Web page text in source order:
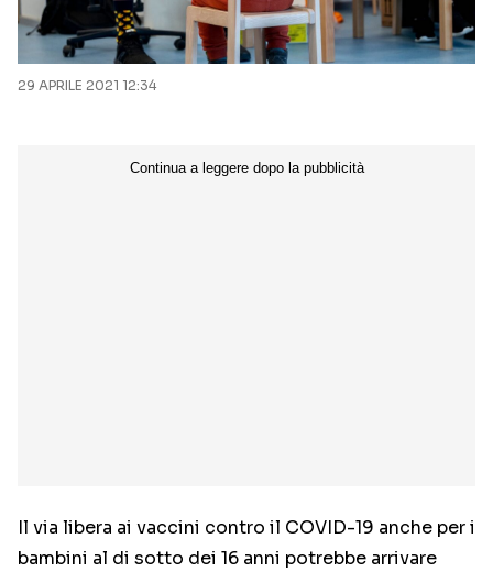
29 APRILE 2021 12:34
Il via libera ai vaccini contro il COVID-19 anche per i
bambini al di sotto dei 16 anni potrebbe arrivare